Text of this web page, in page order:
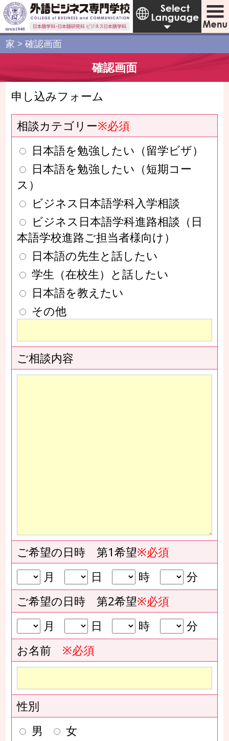
家 >確認画面
確認画面
申し込みフォーム
相談カテゴリー※必須
日本語を勉強したい（留学ビザ）
日本語を勉強したい（短期コー
ス）
ビジネス日本語学科入学相談
ビジネス日本語学科進路相談（日
本語学校進路ご担当者様向け）
日本語の先生と話したい
学生（在校生）と話したい
日本語を教えたい
その他
ご相談内容
ご希望の日時 第1希望※必須
月
日 時
分
ご希望の日時 第2希望※必須
月
日 時
分
お名前 ※必須
性別
男
女